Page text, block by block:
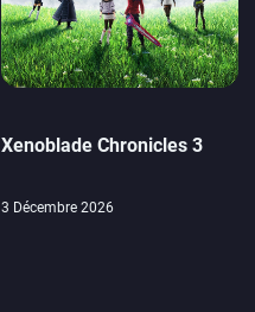
Xenoblade Chronicles 3
3 Décembre 2026